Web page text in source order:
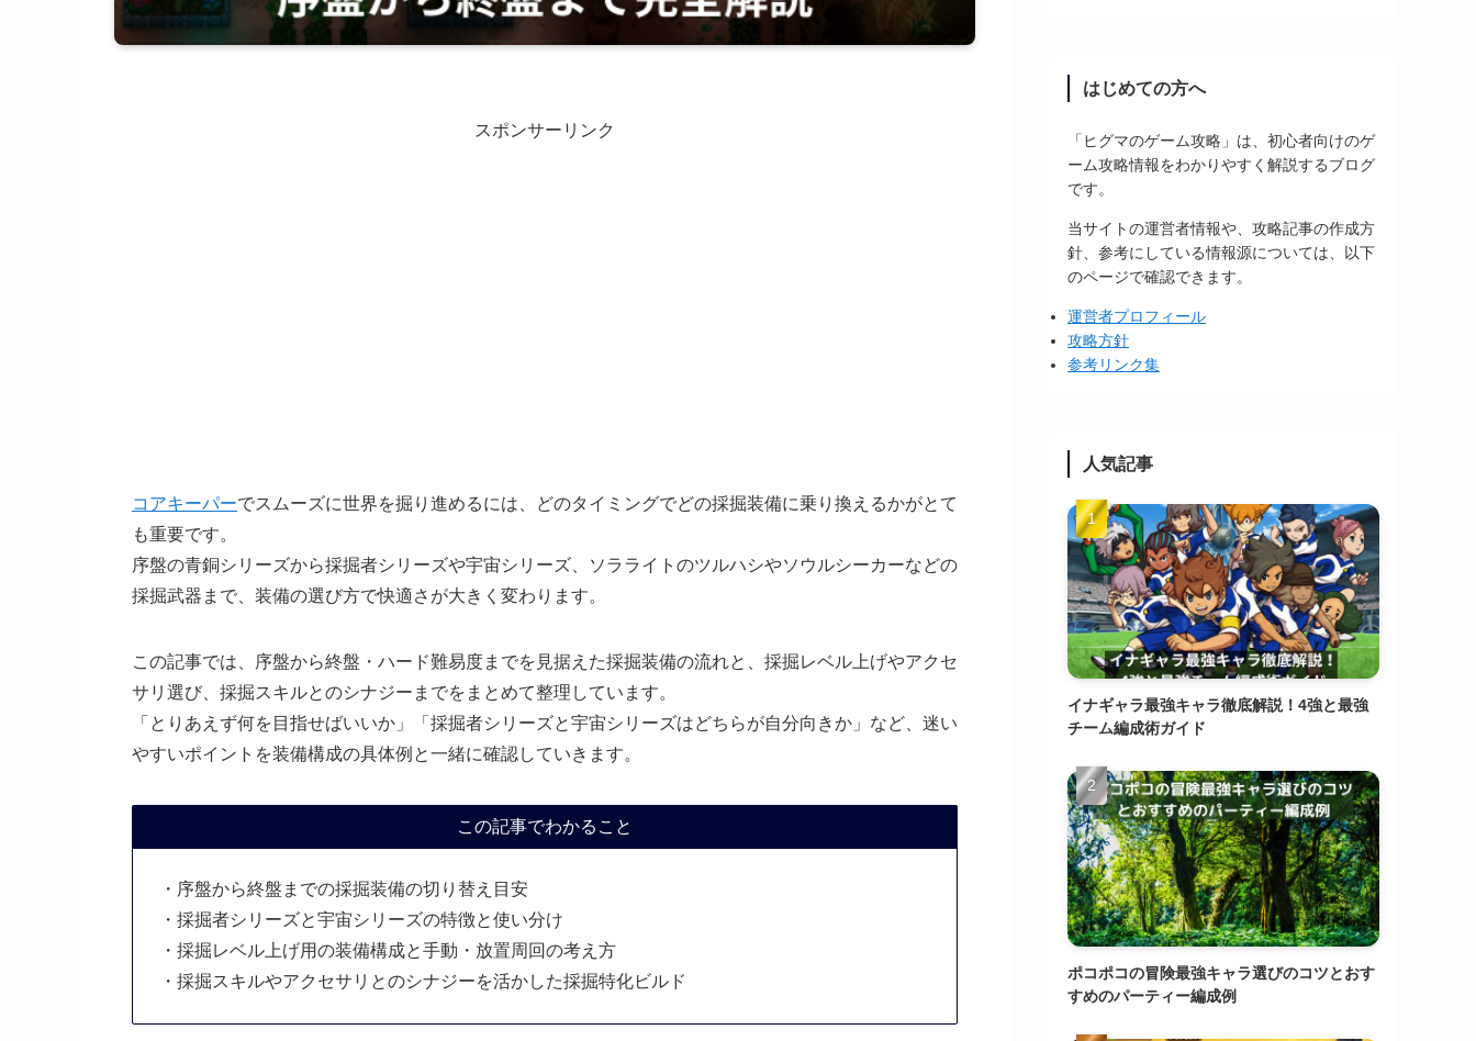
スポンサーリンク
コアキーパーでスムーズに世界を掘り進めるには、どのタイミングでどの採掘装備に乗り換えるかがとて
も重要です。
序盤の青銅シリーズから採掘者シリーズや宇宙シリーズ、ソラライトのツルハシやソウルシーカーなどの
採掘武器まで、装備の選び方で快適さが大きく変わります。
この記事では、序盤から終盤・ハード難易度までを見据えた採掘装備の流れと、採掘レベル上げやアクセ
サリ選び、採掘スキルとのシナジーまでをまとめて整理しています。
「とりあえず何を目指せばいいか」「採掘者シリーズと宇宙シリーズはどちらが自分向きか」など、迷い
やすいポイントを装備構成の具体例と一緒に確認していきます。
この記事でわかること
・序盤から終盤までの採掘装備の切り替え目安
・採掘者シリーズと宇宙シリーズの特徴と使い分け
・採掘レベル上げ用の装備構成と手動・放置周回の考え方
・採掘スキルやアクセサリとのシナジーを活かした採掘特化ビルド
はじめての方へ
「ヒグマのゲーム攻略」は、初心者向けのゲ
ーム攻略情報をわかりやすく解説するブログ
です。
当サイトの運営者情報や、攻略記事の作成方
針、参考にしている情報源については、以下
のページで確認できます。
運営者プロフィール
攻略方針
参考リンク集
人気記事
イナギャラ最強キャラ徹底解説！4強と最強
チーム編成術ガイド
ポコポコの冒険最強キャラ選びのコツとおす
すめのパーティー編成例